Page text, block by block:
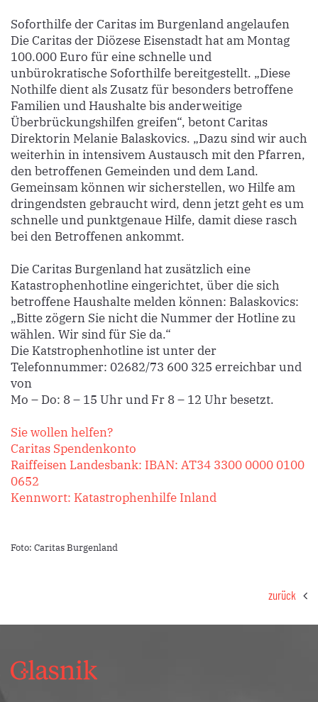
Soforthilfe der Caritas im Burgenland angelaufen
Die Caritas der Diözese Eisenstadt hat am Montag
100.000 Euro für eine schnelle und
unbürokratische Soforthilfe bereitgestellt. „Diese
Nothilfe dient als Zusatz für besonders betroffene
Familien und Haushalte bis anderweitige
Überbrückungshilfen greifen“, betont Caritas
Direktorin Melanie Balaskovics. „Dazu sind wir auch
weiterhin in intensivem Austausch mit den Pfarren,
den betroffenen Gemeinden und dem Land.
Gemeinsam können wir sicherstellen, wo Hilfe am
dringendsten gebraucht wird, denn jetzt geht es um
schnelle und punktgenaue Hilfe, damit diese rasch
bei den Betroffenen ankommt.
Die Caritas Burgenland hat zusätzlich eine
Katastrophenhotline eingerichtet, über die sich
betroffene Haushalte melden können: Balaskovics:
„Bitte zögern Sie nicht die Nummer der Hotline zu
wählen. Wir sind für Sie da.“
Die Katstrophenhotline ist unter der
Telefonnummer: 02682/73 600 325 erreichbar und
von
Mo – Do: 8 – 15 Uhr und Fr 8 – 12 Uhr besetzt.
Sie wollen helfen?
Caritas Spendenkonto
Raiffeisen Landesbank: IBAN: AT34 3300 0000 0100
0652
Kennwort: Katastrophenhilfe Inland
Foto: Caritas Burgenland
zurück